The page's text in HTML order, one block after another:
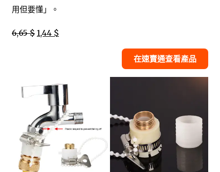
用但要懂」。
6,65 $ 1,44 $
在速賣通查看產品